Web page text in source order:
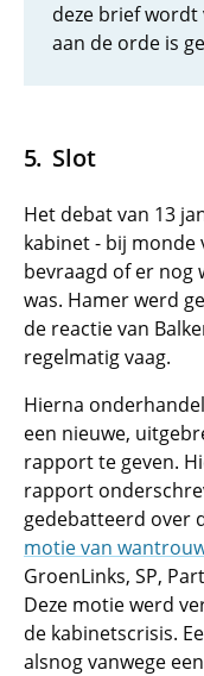
deze brief
aan de orde is
Slot
Het debat van 13
kabinet - bij monde
bevraagd of er nog
was. Hamer werd
de reactie van
regelmatig vaag.
Hierna
een nieuwe,
rapport te geven.
rapport
gedebatteerd over
motie van
GroenLinks, SP,
Deze motie werd
de kabinetscrisis.
alsnog vanwege